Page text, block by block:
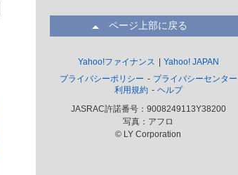
ページ上部に戻る
Yahoo!ファイナンス
Yahoo! JAPAN
プライバシーポリシー
プライバシーセンター
利用規約
ヘルプ
JASRAC許諾番号：9008249113Y38200
写真：アフロ
© LY Corporation